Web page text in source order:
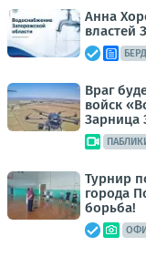
Анна
властей
Враг
войск
Зарница
Турнир
города
борьба!